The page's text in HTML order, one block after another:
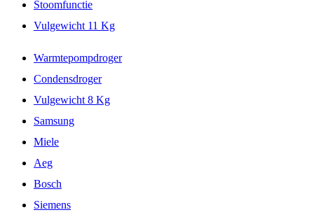
Stoomfunctie
Vulgewicht 11 Kg
Warmtepompdroger
Condensdroger
Vulgewicht 8 Kg
Samsung
Miele
Aeg
Bosch
Siemens